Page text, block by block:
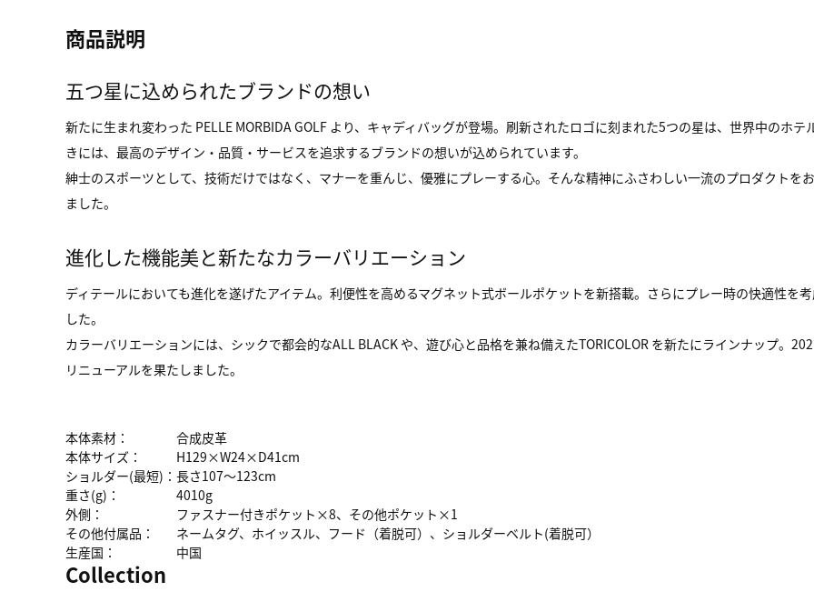
商品説明
五つ星に込められたブランドの想い
新たに生まれ変わった PELLE MORBIDA GOLF より、キャディバッグが登場。刷新されたロゴに刻まれた5つの星は、世界中のホ
きには、最高のデザイン・品質・サービスを追求するブランドの想いが込められています。
紳士のスポーツとして、技術だけではなく、マナーを重んじ、優雅にプレーする心。そんな精神にふさわしい一流のプロダクトを
ました。
進化した機能美と新たなカラーバリエーション
ディテールにおいても進化を遂げたアイテム。利便性を高めるマグネット式ボールポケットを新搭載。さらにプレー時の快適性を
した。
カラーバリエーションには、シックで都会的なALL BLACK や、遊び心と品格を兼ね備えたTORICOLOR を新たにラインナップ。
リニューアルを果たしました。
本体素材：
合成皮革
本体サイズ：
H129×W24×D41cm
ショルダー(最短)： 長さ107～123cm
重さ(g)：
4010g
外側：
ファスナー付きポケット×8、その他ポケット×1
その他付属品：
ネームタグ、ホイッスル、フード（着脱可）、ショルダーベルト(着脱可）
生産国：
中国
Collection